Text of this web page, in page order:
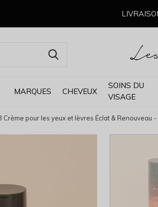
MARQUES CHEVEUX
SOINS DU
VISAGE
Crème pour les yeux et lèvres Éclat & Renouveau -